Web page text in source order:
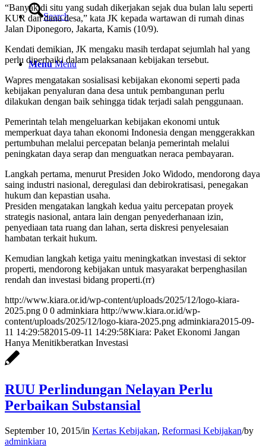
Search
Menu Menu
“Banyak di situ yang sudah dikerjakan sejak dua bulan lalu seperti
KUR dan dana desa,” kata JK kepada wartawan di rumah dinas
Jalan Diponegoro, Jakarta, Kamis (10/9).
Kendati demikian, JK mengaku masih terdapat sejumlah hal yang
perlu diperbaiki dalam pelaksanaan kebijakan tersebut.
Wapres mengatakan sosialisasi kebijakan ekonomi seperti pada
kebijakan penyaluran dana desa untuk pembangunan perlu
dilakukan dengan baik sehingga tidak terjadi salah penggunaan.
Pemerintah telah mengeluarkan kebijakan ekonomi untuk
memperkuat daya tahan ekonomi Indonesia dengan menggerakkan
pertumbuhan melalui percepatan belanja pemerintah melalui
peningkatan daya serap dan menguatkan neraca pembayaran.
Langkah pertama, menurut Presiden Joko Widodo, mendorong daya
saing industri nasional, deregulasi dan debirokratisasi, penegakan
hukum dan kepastian usaha.
Presiden mengatakan langkah kedua yaitu percepatan proyek
strategis nasional, antara lain dengan penyederhanaan izin,
penyediaan tata ruang dan lahan, serta diskresi penyelesaian
hambatan terkait hukum.
Kemudian langkah ketiga yaitu meningkatkan investasi di sektor
properti, mendorong kebijakan untuk masyarakat berpenghasilan
rendah dan investasi bidang properti.(rr)
http://www.kiara.or.id/wp-content/uploads/2025/12/logo-kiara-
2025.png 0 0 adminkiara http://www.kiara.or.id/wp-
content/uploads/2025/12/logo-kiara-2025.png adminkiara2015-09-
11 14:29:582015-09-11 14:29:58Kiara: Paket Ekonomi Jangan
Hanya Menitikberatkan Investasi
RUU Perlindungan Nelayan Perlu
Perbaikan Substansial
September 10, 2015/in Kertas Kebijakan, Reformasi Kebijakan/by
adminkiara